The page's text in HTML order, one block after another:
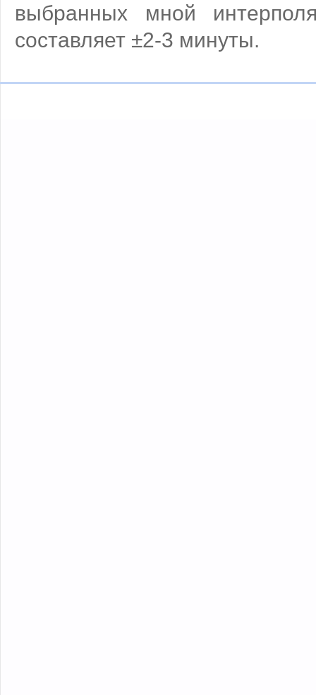
выбранных мной
составляет ±2-3 минуты.